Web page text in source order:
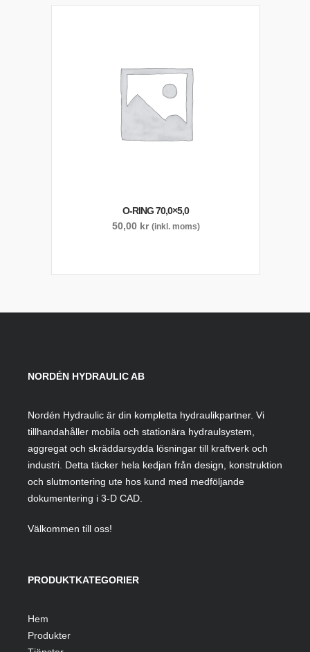
O-RING 70,0×5,0
50,00 kr (inkl. moms)
NORDÉN HYDRAULIC AB
Nordén Hydraulic är din kompletta hydraulikpartner. Vi
tillhandahåller mobila och stationära hydraulsystem,
aggregat och skräddarsydda lösningar till kraftverk och
industri. Detta täcker hela kedjan från design, konstruktion
och slutmontering ute hos kund med medföljande
dokumentering i 3-D CAD.
Välkommen till oss!
PRODUKTKATEGORIER
Hem
Produkter